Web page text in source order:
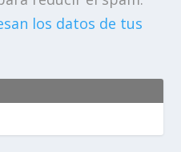
los datos de tus